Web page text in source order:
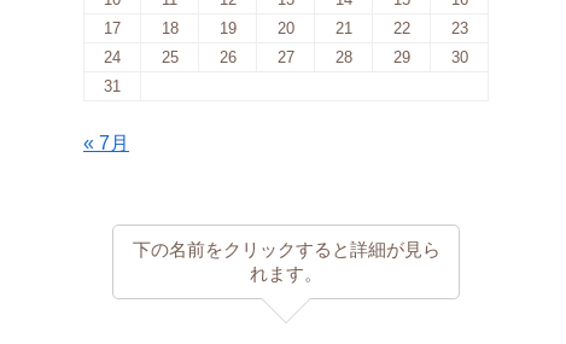
17
18 19 20 21 22
23
24
25 26 27 28 29
30
31
« 7月
下の名前をクリックすると詳細が見ら
れます。